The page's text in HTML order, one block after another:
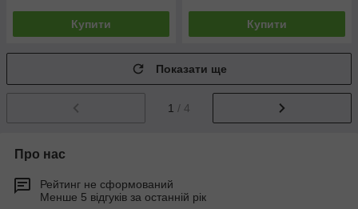
Купити Купити
Показати ще
1 / 4
Про нас
Рейтинг не сформований
Менше 5 відгуків за останній рік